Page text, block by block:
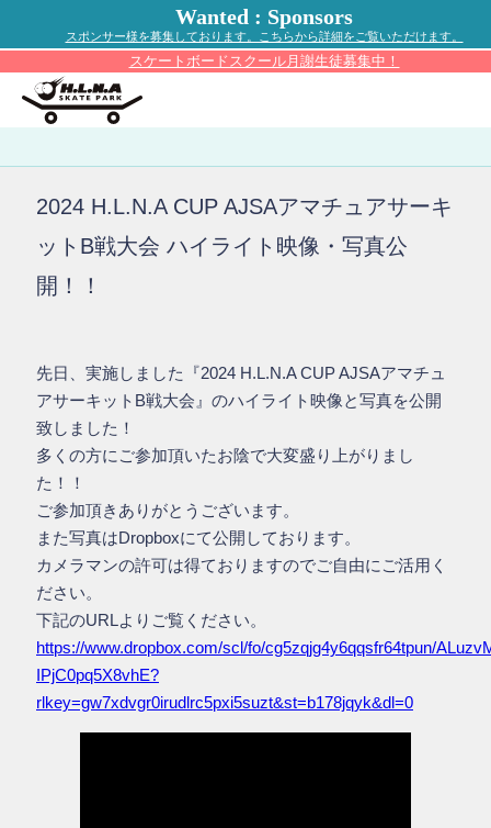
Wanted : Sponsors
スポンサー様を募集しております。こちらから詳細をご覧いただけます。
スケートボードスクール月謝生徒募集中！
2024 H.L.N.A CUP AJSAアマチュアサーキ
ットB戦大会 ハイライト映像・写真公
開！！
先日、実施しました『2024 H.L.N.A CUP AJSAアマチュ
アサーキットB戦大会』のハイライト映像と写真を公開
致しました！
多くの方にご参加頂いたお陰で大変盛り上がりまし
た！！
ご参加頂きありがとうございます。
また写真はDropboxにて公開しております。
カメラマンの許可は得ておりますのでご自由にご活用く
ださい。
下記のURLよりご覧ください。
https://www.dropbox.com/scl/fo/cg5zqjg4y6qqsfr64tpun/
IPjC0pq5X8vhE?
rlkey=gw7xdvgr0irudlrc5pxi5suzt&st=b178jqyk&dl=0